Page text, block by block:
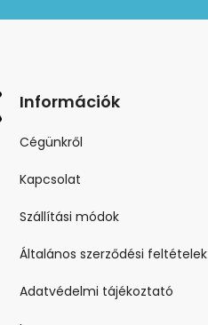
Információk
Cégünkről
Kapcsolat
Szállítási módok
Általános szerződési feltételek
Adatvédelmi tájékoztató